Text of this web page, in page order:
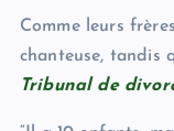
Comme leurs
chanteuse, tandis
Tribunal de